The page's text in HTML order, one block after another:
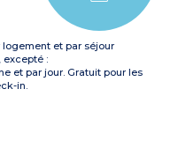
logement et par séjour
excepté :
et par jour. Gratuit pour les
in.